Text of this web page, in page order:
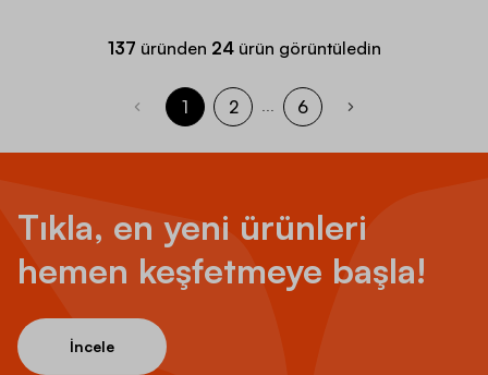
137 üründen 24 ürün görüntüledin
1 2 ... 6
Tıkla, en yeni ürünleri
hemen keşfetmeye başla!
İncele